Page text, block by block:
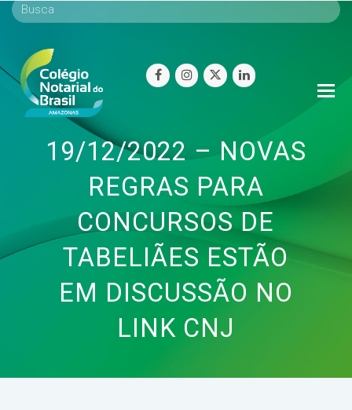
facebookinstagram
twitterlinkedin
19/12/2022 – NOVAS
REGRAS PARA
CONCURSOS DE
TABELIÃES ESTÃO
EM DISCUSSÃO NO
LINK CNJ